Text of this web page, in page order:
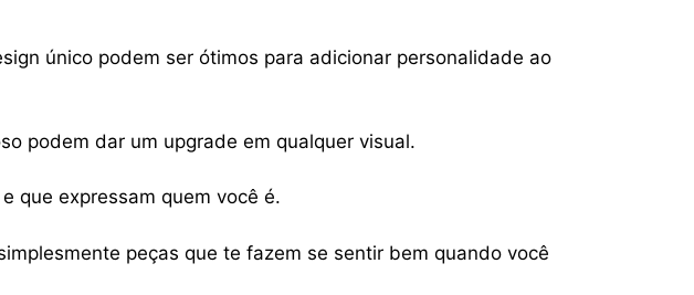
único podem ser ótimos para adicionar personalidade ao
podem dar um upgrade em qualquer visual.
que expressam quem você é.
peças que te fazem se sentir bem quando você